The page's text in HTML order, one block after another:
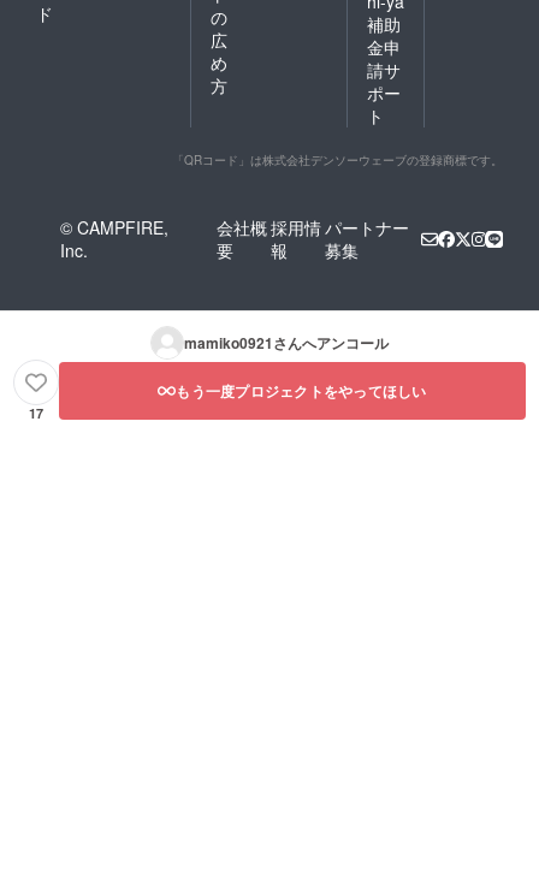
ド
の
広
め
方
補助
金申
請サ
ポー
ト
「QRコード」は株式会社デンソーウェーブの登録商標です。
© CAMPFIRE,
Inc.
会社概
要
採用情
報
パートナー
募集
mamiko0921さんへアンコール
17
もう一度プロジェクトをやってほしい